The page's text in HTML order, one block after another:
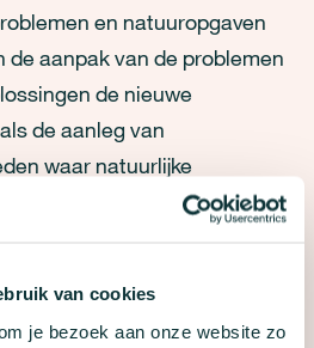
van cookies
je bezoek aan onze website zo
en natuuropgaven
de aanpak van de problemen
de nieuwe
de aanleg van
waar natuurlijke
In klimaatbuffers helpt
wegzakken of op